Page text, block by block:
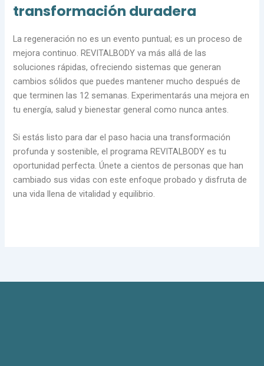
transformación duradera
La regeneración no es un evento puntual; es un proceso de
mejora continuo. REVITALBODY va más allá de las
soluciones rápidas, ofreciendo sistemas que generan
cambios sólidos que puedes mantener mucho después de
que terminen las 12 semanas. Experimentarás una mejora en
tu energía, salud y bienestar general como nunca antes.
Si estás listo para dar el paso hacia una transformación
profunda y sostenible, el programa REVITALBODY es tu
oportunidad perfecta. Únete a cientos de personas que han
cambiado sus vidas con este enfoque probado y disfruta de
una vida llena de vitalidad y equilibrio.